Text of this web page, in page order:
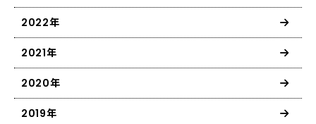
2022年
2021年
2020年
2019年